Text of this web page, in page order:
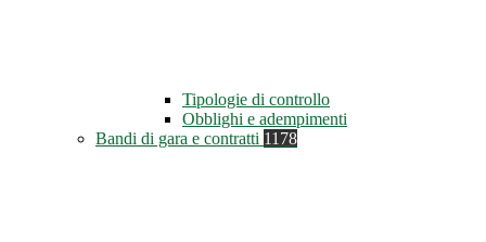
Tipologie di controllo
Obblighi e adempimenti
Bandi di gara e contratti 1178